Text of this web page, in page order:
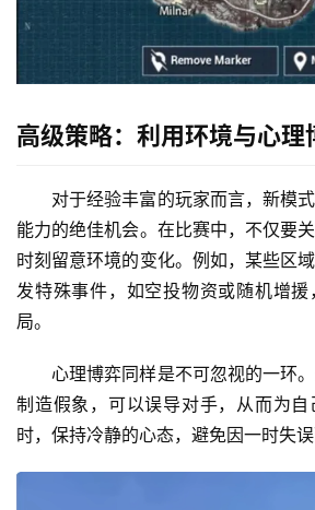
高级策略：利用环境与心理
对于经验丰富的玩家而言，新模
能力的绝佳机会。在比赛中，不仅要
时刻留意环境的变化。例如，某些区
发特殊事件，如空投物资或随机增
局。
心理博弈同样是不可忽视的一环
制造假象，可以误导对手，从而为自
时，保持冷静的心态，避免因一时失误